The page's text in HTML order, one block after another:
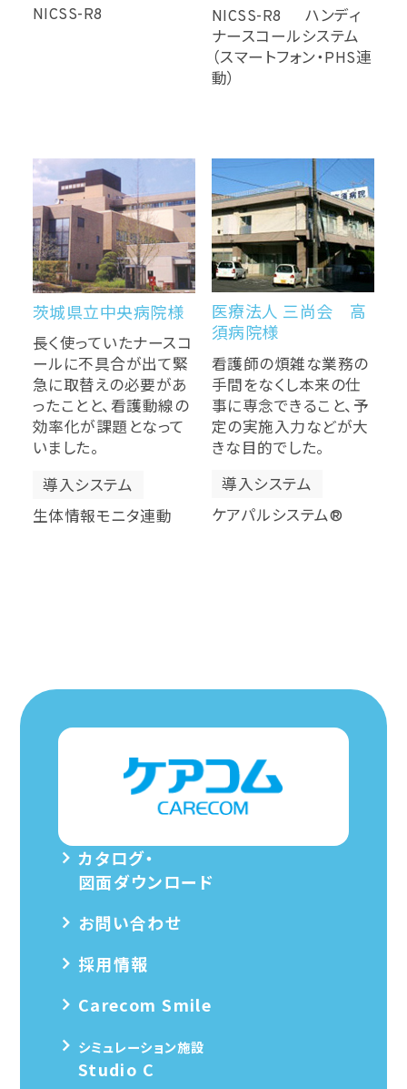
NICSS-R8
NICSS-R8 ハンディ
ナースコールシステム
（スマートフォン・PHS連
動）
茨城県立中央病院様
長く使っていたナースコ
ールに不具合が出て緊
急に取替えの必要があ
ったことと、看護動線の
効率化が課題となって
いました。
導入システム
生体情報モニタ連動
医療法人 三尚会 高
須病院様
看護師の煩雑な業務の
手間をなくし本来の仕
事に専念できること、予
定の実施入力などが大
きな目的でした。
導入システム
ケアパルシステム®
カタログ・
図面ダウンロード
お問い合わせ
採用情報
Carecom Smile
シミュレーション施設
Studio C